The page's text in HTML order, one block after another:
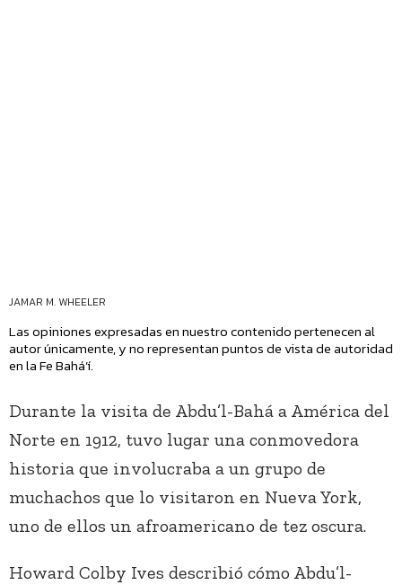
JAMAR M. WHEELER
Las opiniones expresadas en nuestro contenido pertenecen al
autor únicamente, y no representan puntos de vista de autoridad
en la Fe Bahá’í.
Durante la visita de Abdu’l-Bahá a América del
Norte en 1912, tuvo lugar una conmovedora
historia que involucraba a un grupo de
muchachos que lo visitaron en Nueva York,
uno de ellos un afroamericano de tez oscura.
Howard Colby Ives describió cómo Abdu’l-